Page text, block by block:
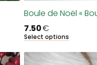
Boule de Noël «
7.50€
Select options